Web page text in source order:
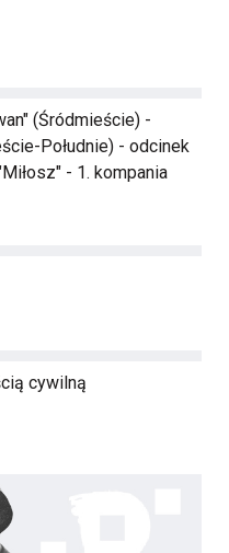
(Śródmieście) -
Południe) - odcinek
- 1. kompania
cywilną